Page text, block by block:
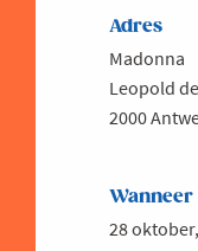
Adres
Madonna
Leopold
2000
Wanneer
28